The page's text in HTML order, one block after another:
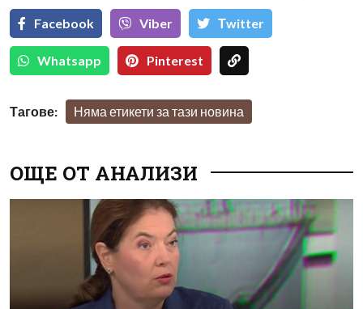
Facebook Viber Тwitter
Whatsapp Pinterest
Тагове: Няма етикети за тази новина
ОЩЕ ОТ АНАЛИЗИ